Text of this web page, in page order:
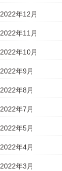
2022年12月
2022年11月
2022年10月
2022年9月
2022年8月
2022年7月
2022年5月
2022年4月
2022年3月